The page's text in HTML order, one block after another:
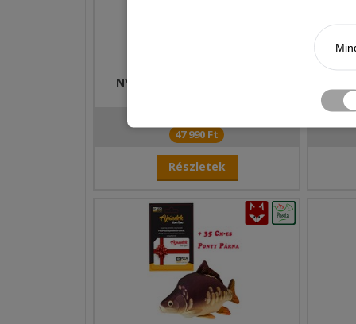
NYELETŐFÉKES ORSÓ 2DB-OS
47 990 Ft
Részletek